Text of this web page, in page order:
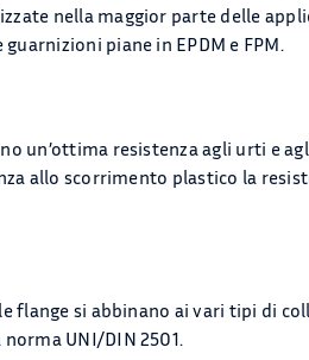
nella maggior parte delle
piane in EPDM e FPM.
un’ottima resistenza agli urti e
allo scorrimento plastico la
flange si abbinano ai vari tipi di
UNI/DIN 2501.